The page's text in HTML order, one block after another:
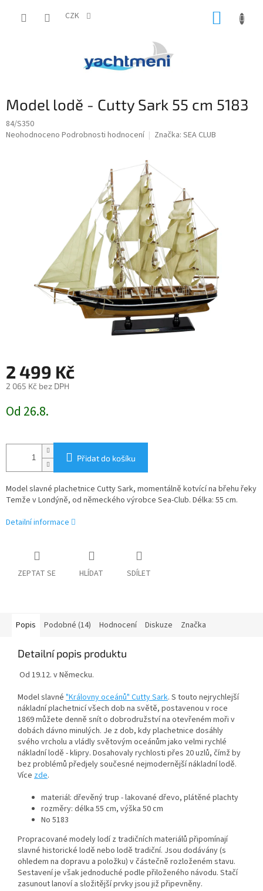
CZK
Model lodě - Cutty Sark 55 cm 5183
84/S350
Průměrné
Neohodnoceno Podrobnosti hodnocení Značka: SEA CLUB
2 499 Kč
2 065 Kč bez DPH
cena:
Od 26.8.
Přidat do košíku
Model slavné plachetnice Cutty Sark, momentálně kotvící na břehu řeky
Temže v Londýně, od německého výrobce Sea-Club. Délka: 55 cm.
Detailní informace
ZEPTAT SE HLÍDAT SDÍLET
Popis Podobné (14) Hodnocení Diskuze Značka
Detailní popis produktu
Od 19.12. v Německu.
Model slavné "Královny oceánů" Cutty Sark. S touto nejrychlejší
nákladní plachetnicí všech dob na světě, postavenou v roce
1869 můžete denně snít o dobrodružství na otevřeném moři v
dobách dávno minulých. Je z dob, kdy plachetnice dosáhly
svého vrcholu a vládly světovým oceánům jako velmi rychlé
nákladní lodě - klipry. Dosahovaly rychlosti přes 20 uzlů, čímž by
bez problémů předjely součesné nejmodernější nákladní lodě.
Více zde.
materiál: dřevěný trup - lakované dřevo, plátěné plachty
rozměry: délka 55 cm, výška 50 cm
No 5183
Propracované modely lodí z tradičních materiálů připomínají
slavné historické lodě nebo lodě tradiční. Jsou dodávány (s
ohledem na dopravu a položku) v částečně rozloženém stavu.
Sestavení je však jednoduché podle přiloženého návodu. Stačí
zasunout lanoví a složitější prvky jsou již připevněny.